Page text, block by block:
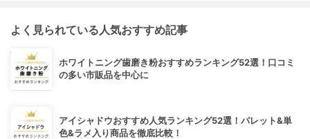
よく見られている人気おすすめ記事
ホワイトニング歯磨き粉おすすめランキング52選！口コミ
の多い市販品を中心に
アイシャドウおすすめ人気ランキング52選！パレット&単
色&ラメ入り商品を徹底比較！